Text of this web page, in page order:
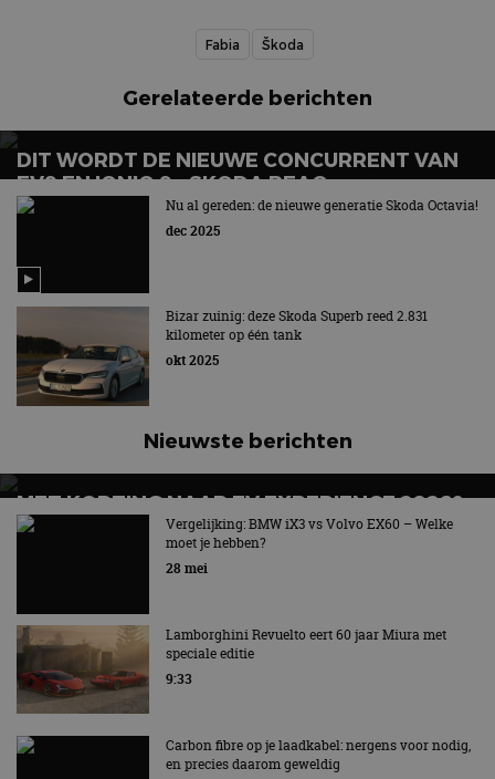
Fabia Škoda
Gerelateerde berichten
DIT WORDT DE NIEUWE CONCURRENT VAN
EV9 EN IONIQ 9 – SKODA PEAQ
Nu al gereden: de nieuwe generatie Skoda Octavia!
dec 2025
Bizar zuinig: deze Skoda Superb reed 2.831
kilometer op één tank
okt 2025
Nieuwste berichten
MET KORTING NAAR EV EXPERIENCE 2026?
AUTORAI REGELT HET!
EV Experience 2026 van 24 tot 26 september
Vergelijking: BMW iX3 vs Volvo EX60 – Welke
moet je hebben?
28 mei
Lamborghini Revuelto eert 60 jaar Miura met
speciale editie
9:33
Carbon fibre op je laadkabel: nergens voor nodig,
en precies daarom geweldig